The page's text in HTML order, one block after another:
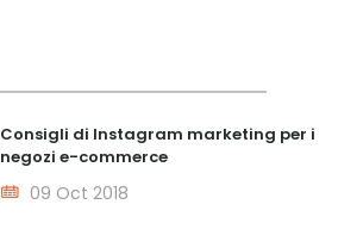
Consigli di Instagram marketing per i
negozi e-commerce
09 Oct 2018